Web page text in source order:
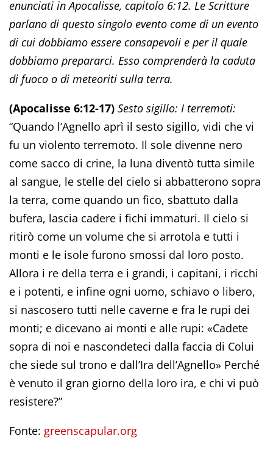
enunciati in Apocalisse, capitolo 6:12. Le Scritture
parlano di questo singolo evento come di un evento
di cui dobbiamo essere consapevoli e per il quale
dobbiamo prepararci. Esso comprenderà la caduta
di fuoco o di meteoriti sulla terra.
(Apocalisse 6:12-17) Sesto sigillo: I terremoti:
“Quando l’Agnello aprì il sesto sigillo, vidi che vi
fu un violento terremoto. Il sole divenne nero
come sacco di crine, la luna diventò tutta simile
al sangue, le stelle del cielo si abbatterono sopra
la terra, come quando un fico, sbattuto dalla
bufera, lascia cadere i fichi immaturi. Il cielo si
ritirò come un volume che si arrotola e tutti i
monti e le isole furono smossi dal loro posto.
Allora i re della terra e i grandi, i capitani, i ricchi
e i potenti, e infine ogni uomo, schiavo o libero,
si nascosero tutti nelle caverne e fra le rupi dei
monti; e dicevano ai monti e alle rupi: «Cadete
sopra di noi e nascondeteci dalla faccia di Colui
che siede sul trono e dall’Ira dell’Agnello» Perché
è venuto il gran giorno della loro ira, e chi vi può
resistere?”
Fonte: greenscapular.org